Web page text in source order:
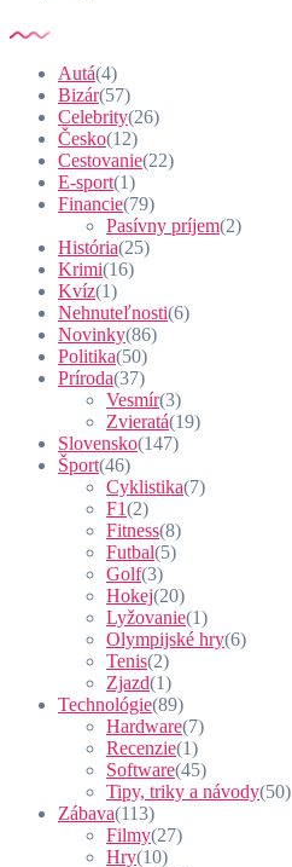
Autá(4)
Bizár(57)
Celebrity(26)
Česko(12)
Cestovanie(22)
E-sport(1)
Financie(79)
Pasívny príjem(2)
História(25)
Krimi(16)
Kvíz(1)
Nehnuteľnosti(6)
Novinky(86)
Politika(50)
Príroda(37)
Vesmír(3)
Zvieratá(19)
Slovensko(147)
Šport(46)
Cyklistika(7)
F1(2)
Fitness(8)
Futbal(5)
Golf(3)
Hokej(20)
Lyžovanie(1)
Olympijské hry(6)
Tenis(2)
Zjazd(1)
Technológie(89)
Hardware(7)
Recenzie(1)
Software(45)
Tipy, triky a návody(50)
Zábava(113)
Filmy(27)
Hry(10)